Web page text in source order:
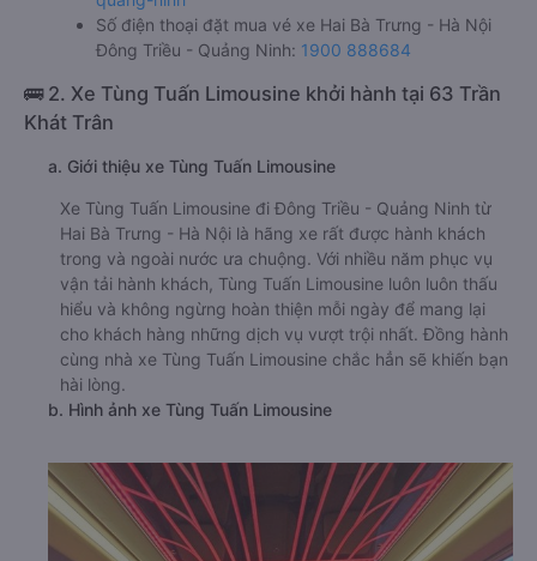
Số điện thoại đặt mua vé xe Hai Bà Trưng - Hà Nội
Đông Triều - Quảng Ninh: 1900 888684
🚌 2. Xe Tùng Tuấn Limousine khởi hành tại 63 Trần
Khát Trân
a. Giới thiệu xe Tùng Tuấn Limousine
Xe Tùng Tuấn Limousine đi Đông Triều - Quảng Ninh từ
Hai Bà Trưng - Hà Nội là hãng xe rất được hành khách
trong và ngoài nước ưa chuộng. Với nhiều năm phục vụ
vận tải hành khách, Tùng Tuấn Limousine luôn luôn thấu
hiểu và không ngừng hoàn thiện mỗi ngày để mang lại
cho khách hàng những dịch vụ vượt trội nhất. Đồng hành
cùng nhà xe Tùng Tuấn Limousine chắc hẳn sẽ khiến bạn
hài lòng.
b. Hình ảnh xe Tùng Tuấn Limousine